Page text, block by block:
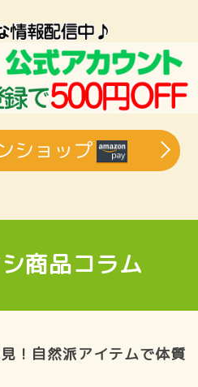
ショップ
商品コラム
！自然派アイテムで体質